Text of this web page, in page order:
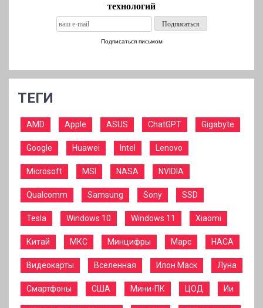
технологий
Подписаться письмом
ТЕГИ
AMD Apple ASUS ChatGPT Gigabyte
Google Huawei Intel Lenovo
Microsoft MSI NASA NVIDIA
Qualcomm Samsung Sony SSD
Tesla Windows 10 Windows 11 Xiaomi
Китай МКС Минцифры Марс НАСА
Видеокарты Вселенная Илон Маск Луна
Смартфоны США Мини-ПК ЦОД Ии